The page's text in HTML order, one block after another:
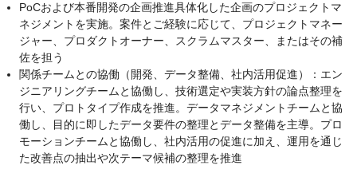
PoCおよび本番開発の企画推進具体化した企画のプロジェクトマ
ネジメントを実施。案件とご経験に応じて、プロジェクトマネー
ジャー、プロダクトオーナー、スクラムマスター、またはその補
佐を担う
関係チームとの協働（開発、データ整備、社内活用促進）：エン
ジニアリングチームと協働し、技術選定や実装方針の論点整理を
行い、プロトタイプ作成を推進。データマネジメントチームと協
働し、目的に即したデータ要件の整理とデータ整備を主導。プロ
モーションチームと協働し、社内活用の促進に加え、運用を通じ
た改善点の抽出や次テーマ候補の整理を推進